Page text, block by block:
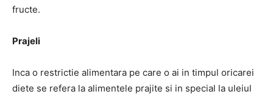
fructe.
Prajeli
Inca o restrictie alimentara pe care o ai in timpul oricarei
diete se refera la alimentele prajite si in special la uleiul